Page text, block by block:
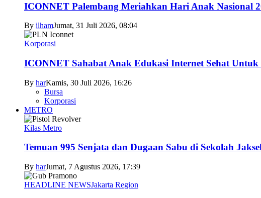
ICONNET Palembang Meriahkan Hari Anak Nasional
By ilhamJumat, 31 Juli 2026, 08:04
Korporasi
ICONNET Sahabat Anak Edukasi Internet Sehat
By harKamis, 30 Juli 2026, 16:26
Bursa
Korporasi
METRO
Kilas Metro
Temuan 995 Senjata dan Dugaan Sabu di Sekolah
By harJumat, 7 Agustus 2026, 17:39
HEADLINE NEWSJakarta Region